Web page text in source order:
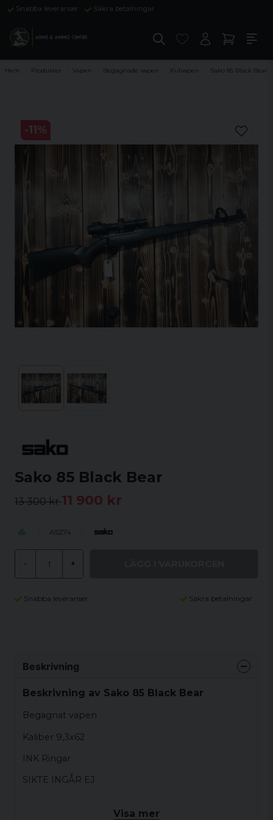
Snabba leveranser Säkra betalningar
Hem Produkter Vapen Begagnade vapen Kulvapen Sako 85 Black Bear
-11%
Sako 85 Black Bear
13 300 kr11 900 kr
A5274
- +
Snabba leveranser Säkra betalningar
Beskrivning
Beskrivning av Sako 85 Black Bear
Begagnat vapen
Kaliber 9,3x62
INK Ringar
SIKTE INGÅR EJ
Visa mer